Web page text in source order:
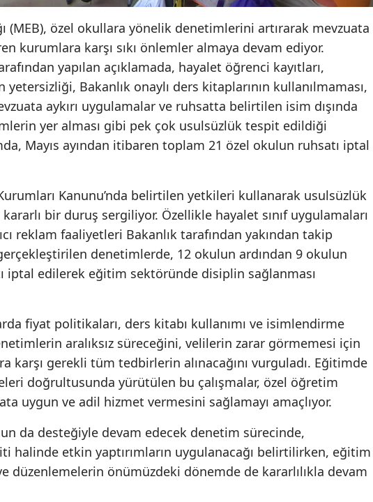
(MEB), özel okullara yönelik denetimlerini artırarak mevzuata
kurumlara karşı sıkı önlemler almaya devam ediyor.
yapılan açıklamada, hayalet öğrenci kayıtları,
yetersizliği, Bakanlık onaylı ders kitaplarının kullanılmaması,
aykırı uygulamalar ve ruhsatta belirtilen isim dışında
yer alması gibi pek çok usulsüzlük tespit edildiği
Mayıs ayından itibaren toplam 21 özel okulun ruhsatı iptal
Kanunu’nda belirtilen yetkileri kullanarak usulsüzlük
bir duruş sergiliyor. Özellikle hayalet sınıf uygulamaları
reklam faaliyetleri Bakanlık tarafından yakından takip
denetimlerde, 12 okulun ardından 9 okulun
iptal edilerek eğitim sektöründe disiplin sağlanması
fiyat politikaları, ders kitabı kullanımı ve isimlendirme
aralıksız süreceğini, velilerin zarar görmemesi için
karşı gerekli tüm tedbirlerin alınacağını vurguladı. Eğitimde
doğrultusunda yürütülen bu çalışmalar, özel öğretim
uygun ve adil hizmet vermesini sağlamayı amaçlıyor.
da desteğiyle devam edecek denetim sürecinde,
halinde etkin yaptırımların uygulanacağı belirtilirken, eğitim
düzenlemelerin önümüzdeki dönemde de kararlılıkla devam